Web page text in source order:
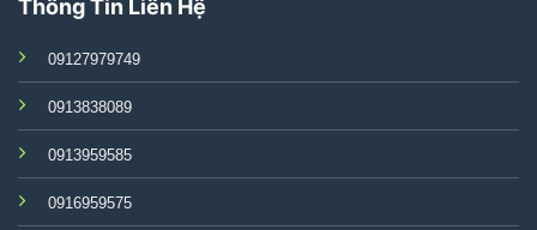
Thông Tin Liên Hệ
09127979749
0913838089
0913959585
0916959575